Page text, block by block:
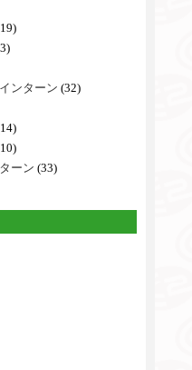
ンターン (32)
ーン (33)